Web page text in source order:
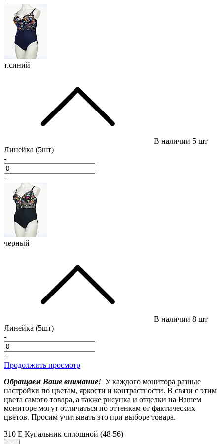
т.синий
В наличии 5 шт
Линейка (5шт)
-
+
черный
В наличии 8 шт
Линейка (5шт)
-
+
Продолжить просмотр
Обращаем Ваше внимание! У каждого монитора разные
настройки по цветам, яркости и контрастности. В связи с этим
цвета самого товара, а также рисунка и отделки на Вашем
мониторе могут отличаться по оттенкам от фактических
цветов. Просим учитывать это при выборе товара.
310 E Купальник сплошной (48-56)